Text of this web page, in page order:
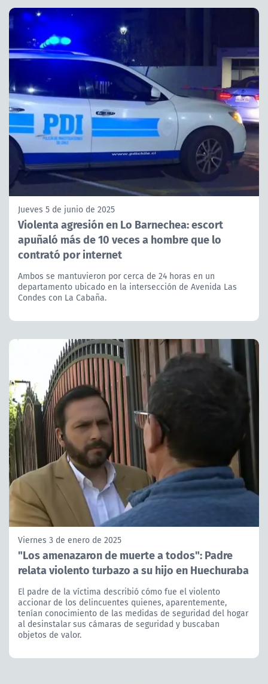
Jueves 5 de junio de 2025
Violenta agresión en Lo Barnechea: escort
apuñaló más de 10 veces a hombre que lo
contrató por internet
Ambos se mantuvieron por cerca de 24 horas en un
departamento ubicado en la intersección de Avenida Las
Condes con La Cabaña.
Viernes 3 de enero de 2025
"Los amenazaron de muerte a todos": Padre
relata violento turbazo a su hijo en Huechuraba
El padre de la víctima describió cómo fue el violento
accionar de los delincuentes quienes, aparentemente,
tenían conocimiento de las medidas de seguridad del hogar
al desinstalar sus cámaras de seguridad y buscaban
objetos de valor.